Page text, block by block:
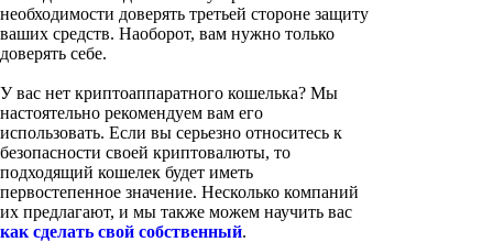
необходимости доверять третьей стороне защиту
ваших средств. Наоборот, вам нужно только
доверять себе.
У вас нет криптоаппаратного кошелька? Мы
настоятельно рекомендуем вам его
использовать. Если вы серьезно относитесь к
безопасности своей криптовалюты, то
подходящий кошелек будет иметь
первостепенное значение. Несколько компаний
их предлагают, и мы также можем научить вас
как сделать свой собственный.